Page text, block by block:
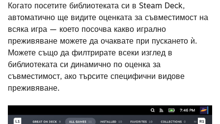
Когато посетите библиотеката си в Steam Deck,
автоматично ще видите оценката за съвместимост на
всяка игра — което посочва какво игрално
преживяване можете да очаквате при пускането ѝ.
Можете също да филтрирате всеки изглед в
библиотеката си динамично по оценка за
съвместимост, ако търсите специфични видове
преживяване.